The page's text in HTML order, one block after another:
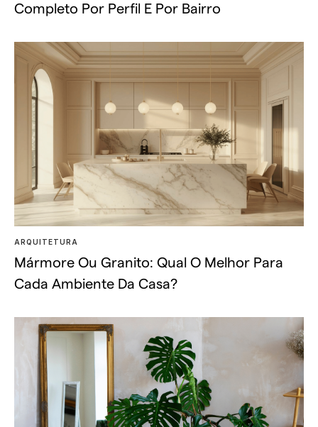
Completo Por Perfil E Por Bairro
ARQUITETURA
Mármore Ou Granito: Qual O Melhor Para
Cada Ambiente Da Casa?